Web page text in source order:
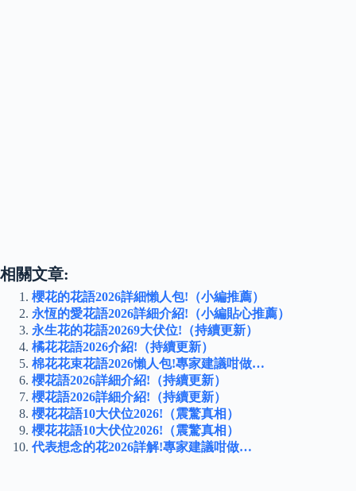
相關文章:
櫻花的花語2026詳細懶人包!（小編推薦）
永恆的愛花語2026詳細介紹!（小編貼心推薦）
永生花的花語20269大伏位!（持續更新）
橘花花語2026介紹!（持續更新）
棉花花束花語2026懶人包!專家建議咁做…
櫻花語2026詳細介紹!（持續更新）
櫻花語2026詳細介紹!（持續更新）
櫻花花語10大伏位2026!（震驚真相）
櫻花花語10大伏位2026!（震驚真相）
代表想念的花2026詳解!專家建議咁做…